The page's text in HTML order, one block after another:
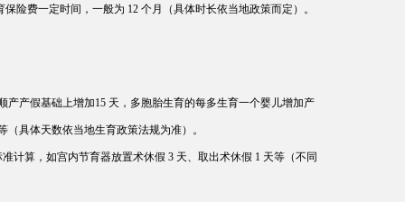
险费一定时间，一般为 12 个月（具体时长依当地政策而定）。
产假基础上增加15 天，多胞胎生育的每多生育一个婴儿增加产
具体天数依当地生育政策法规为准）。
计算，如宫内节育器放置术休假 3 天、取出术休假 1 天等（不同